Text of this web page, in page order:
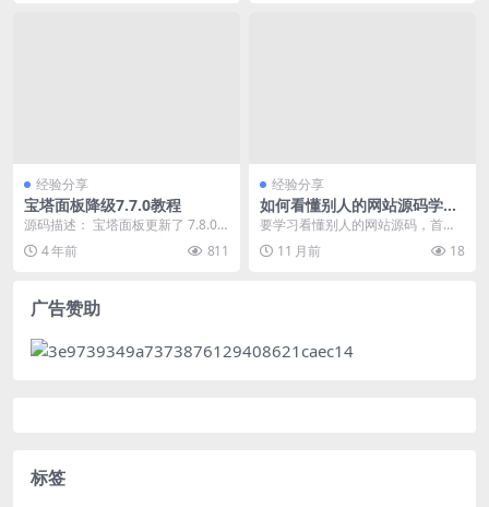
经验分享
宝塔面板降级7.7.0教程
源码描述： 宝塔面板更新了 7.8.0
后原来的“跳过强制手机号登陆绑定
账户”方...
4 年前 811
经验分享
如何看懂别人的网站源码学习
需求新手常见问题
要学习看懂别人的网站源码，首先
需要了解、CSS和JavaScript的基础
知识。...
11 月前 18
广告赞助
标签